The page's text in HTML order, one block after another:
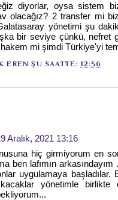
diyorlar, oysa sistem
olacağız? 2 transfer mi
yönetimi şu
bir seviye çünkü, nefret
hakem mi şimdi Türkiye'yi
EREN ŞU SAATTE:12:56
Aralık, 2021 13:16
hiç girmiyorum en
ben lafımın
uygulamaya başladılar.
yönetimle